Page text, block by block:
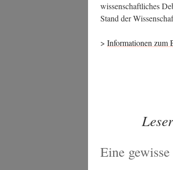
wis­sen­schaft­li­ches
Stand der
> Infor­ma­tio­nen zum
Eine